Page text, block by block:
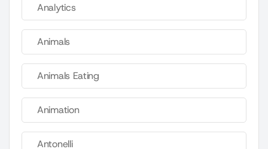
Analytics
Animals
Animals Eating
Animation
Antonelli